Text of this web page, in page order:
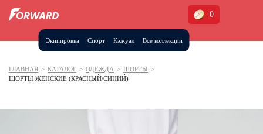
Экипировка Спорт Кэжуал Все коллекции
0
Москва и МО
ГЛАВНАЯ > КАТАЛОГ > ОДЕЖДА > ШОРТЫ >
ШОРТЫ ЖЕНСКИЕ (КРАСНЫЙ/СИНИЙ)